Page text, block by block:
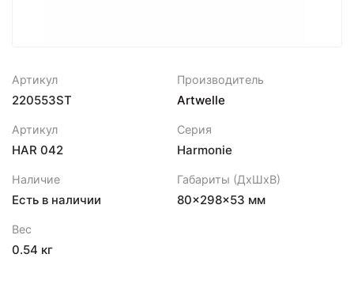
Артикул
220553ST
Производитель
Artwelle
Артикул
HAR 042
Серия
Harmonie
Наличие
Есть в наличии
Габариты (ДхШхВ)
80×298×53 мм
Вес
0.54 кг